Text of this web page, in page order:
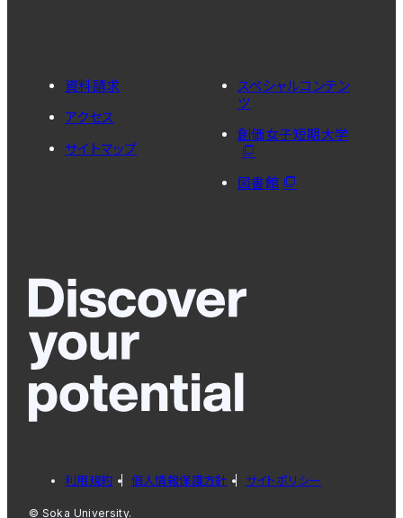
資料請求
アクセス
サイトマップ
スペシャルコンテン
ツ
創価女子短期大学
図書館
利用規約 個人情報保護方針 サイトポリシー
© Soka University.